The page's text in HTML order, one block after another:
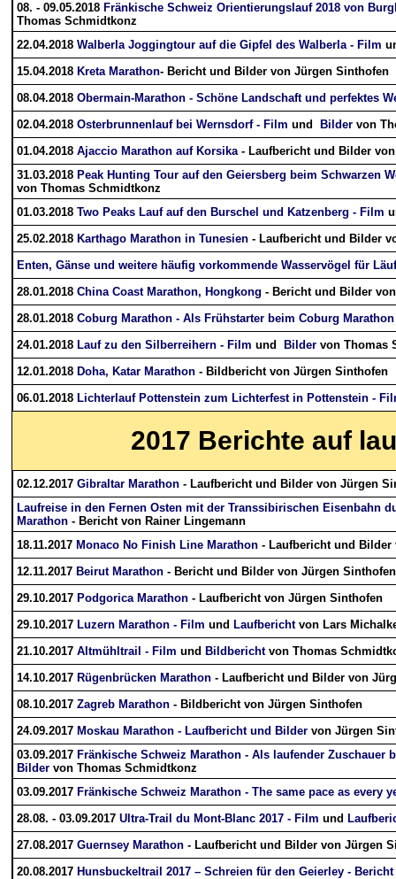
08. - 09.05.2018 Fränkische Schweiz Orientierungslauf 2018 von
Thomas Schmidtkonz
22.04.2018 Walberla Joggingtour auf die Gipfel des Walberla - Film
15.04.2018 Kreta Marathon- Bericht und Bilder von Jürgen Sinthofen
08.04.2018 Obermain-Marathon - Schöne Landschaft und perfektes
02.04.2018 Osterbrunnenlauf bei Wernsdorf - Film und Bilder von
01.04.2018 Ajaccio Marathon auf Korsika - Laufbericht und Bilder
31.03.2018 Peak Hunting Tour auf den Geiersberg beim Schwarzen
von Thomas Schmidtkonz
01.03.2018 Two Peaks Lauf auf den Burschel und Katzenberg - Film
25.02.2018 Karthago Marathon in Tunesien - Laufbericht und Bilder
Enten, Gänse und weitere häufig vorkommende Wasservögel für
28.01.2018 China Coast Marathon, Hongkong - Bericht und Bilder
28.01.2018 Coburg Marathon - Als Frühstarter beim Coburg
24.01.2018 Lauf zu den Silberreihern - Film und Bilder von Thomas
12.01.2018 Doha, Katar Marathon - Bildbericht von Jürgen Sinthofen
06.01.2018 Lichterlauf Pottenstein zum Lichterfest in Pottenstein -
2017 Berichte auf
02.12.2017 Gibraltar Marathon - Laufbericht und Bilder von Jürgen
Laufreise in den Fernen Osten mit der Transsibirischen Eisenbahn
Marathon - Bericht von Rainer Lingemann
18.11.2017 Monaco No Finish Line Marathon - Laufbericht und
12.11.2017 Beirut Marathon - Bericht und Bilder von Jürgen Sinthofen
29.10.2017 Podgorica Marathon - Laufbericht von Jürgen Sinthofen
29.10.2017 Luzern Marathon - Film und Laufberichtvon Lars
21.10.2017 Altmühltrail - Film und Bildberichtvon Thomas
14.10.2017 Rügenbrücken Marathon - Laufbericht und Bilder von
08.10.2017 Zagreb Marathon - Bildbericht von Jürgen Sinthofen
24.09.2017 Moskau Marathon - Laufbericht und Bilder von Jürgen
03.09.2017 Fränkische Schweiz Marathon - Als laufender Zuschauer
Bilder von Thomas Schmidtkonz
03.09.2017 Fränkische Schweiz Marathon - The same pace as every
28.08. - 03.09.2017 Ultra-Trail du Mont-Blanc 2017 - Film und
27.08.2017 Guernsey Marathon - Laufbericht und Bilder von Jürgen
20.08.2017 Hunsbuckeltrail 2017 – Schreien für den Geierley - Bericht